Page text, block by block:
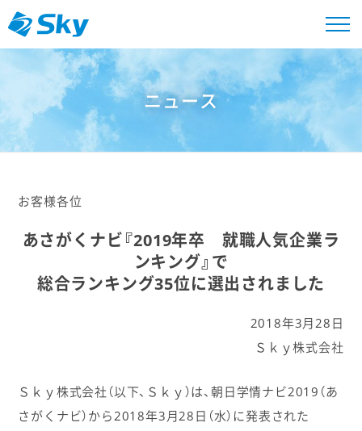
ニュース
お客様各位
あさがくナビ『2019年卒 就職人気企業ラ
ンキング』で
総合ランキング35位に選出されました
2018年3月28日
Ｓｋｙ株式会社
Ｓｋｙ株式会社（以下、Ｓｋｙ）は、朝日学情ナビ2019（あ
さがくナビ）から2018年3月28日（水）に発表された